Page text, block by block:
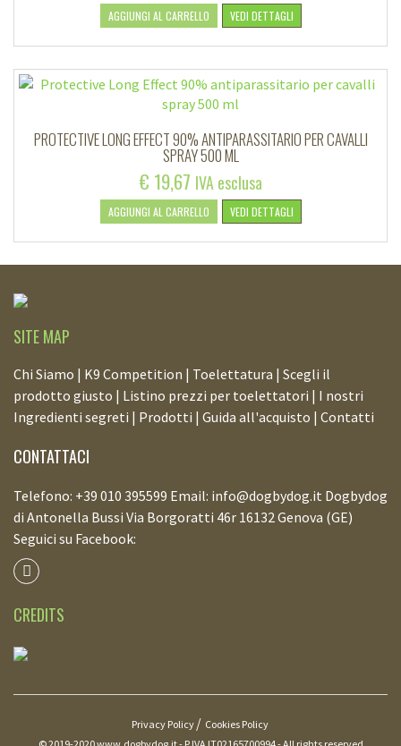
AGGIUNGI AL CARRELLO VEDI DETTAGLI
PROTECTIVE LONG EFFECT 90% ANTIPARASSITARIO PER CAVALLI
SPRAY 500 ML
€ 19,67 IVA esclusa
AGGIUNGI AL CARRELLO VEDI DETTAGLI
SITE MAP
Chi Siamo | K9 Competition | Toelettatura | Scegli il
prodotto giusto | Listino prezzi per toelettatori | I nostri
Ingredienti segreti | Prodotti | Guida all'acquisto | Contatti
CONTATTACI
Telefono: +39 010 395599 Email: info@dogbydog.it Dogbydog
di Antonella Bussi Via Borgoratti 46r 16132 Genova (GE)
Seguici su Facebook:
CREDITS
Privacy Policy
Cookies Policy